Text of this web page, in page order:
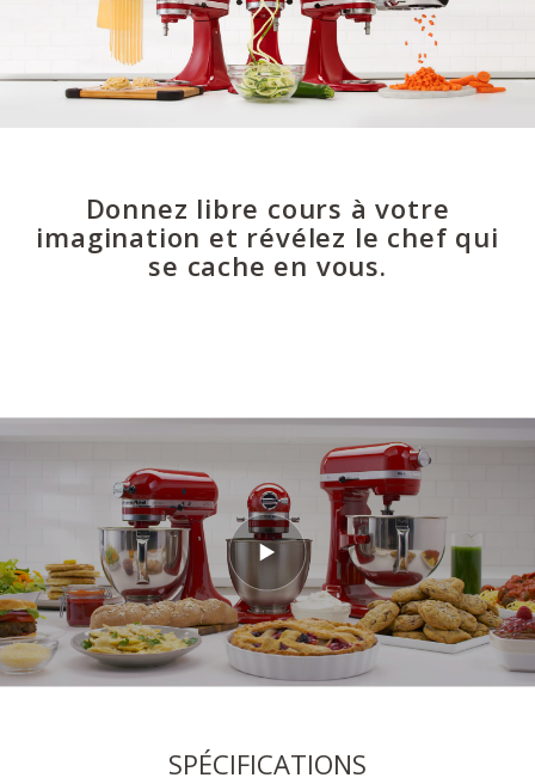
Donnez libre cours à votre
imagination et révélez le chef qui
se cache en vous.
SPÉCIFICATIONS